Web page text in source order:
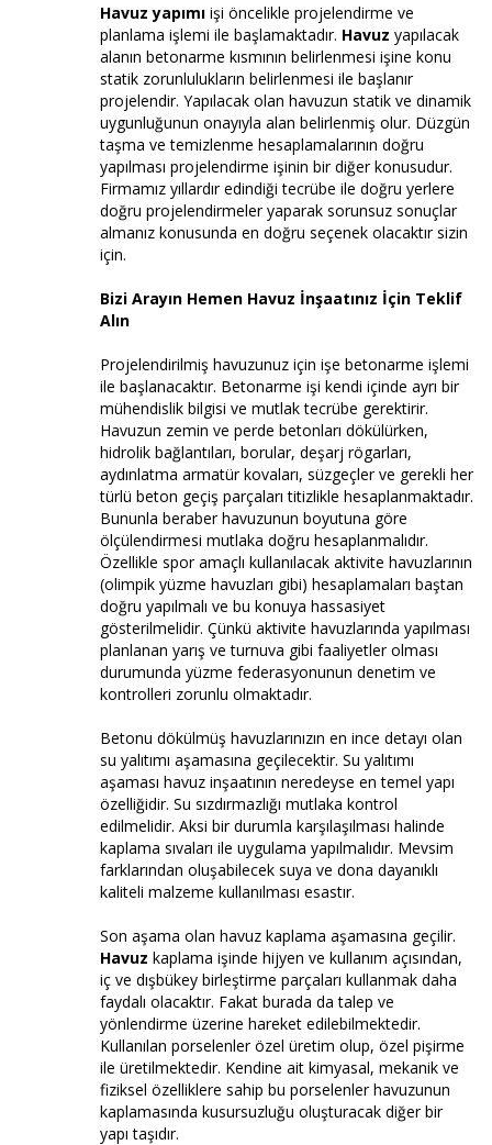
Havuz yapımı işi öncelikle projelendirme ve
planlama işlemi ile başlamaktadır. Havuz yapılacak
alanın betonarme kısmının belirlenmesi işine konu
statik zorunlulukların belirlenmesi ile başlanır
projelendir. Yapılacak olan havuzun statik ve dinamik
uygunluğunun onayıyla alan belirlenmiş olur. Düzgün
taşma ve temizlenme hesaplamalarının doğru
yapılması projelendirme işinin bir diğer konusudur.
Firmamız yıllardır edindiği tecrübe ile doğru yerlere
doğru projelendirmeler yaparak sorunsuz sonuçlar
almanız konusunda en doğru seçenek olacaktır sizin
için.
Bizi Arayın Hemen Havuz İnşaatınız İçin Teklif
Alın
Projelendirilmiş havuzunuz için işe betonarme işlemi
ile başlanacaktır. Betonarme işi kendi içinde ayrı bir
mühendislik bilgisi ve mutlak tecrübe gerektirir.
Havuzun zemin ve perde betonları dökülürken,
hidrolik bağlantıları, borular, deşarj rögarları,
aydınlatma armatür kovaları, süzgeçler ve gerekli her
türlü beton geçiş parçaları titizlikle hesaplanmaktadır.
Bununla beraber havuzunun boyutuna göre
ölçülendirmesi mutlaka doğru hesaplanmalıdır.
Özellikle spor amaçlı kullanılacak aktivite havuzlarının
(olimpik yüzme havuzları gibi) hesaplamaları baştan
doğru yapılmalı ve bu konuya hassasiyet
gösterilmelidir. Çünkü aktivite havuzlarında yapılması
planlanan yarış ve turnuva gibi faaliyetler olması
durumunda yüzme federasyonunun denetim ve
kontrolleri zorunlu olmaktadır.
Betonu dökülmüş havuzlarınızın en ince detayı olan
su yalıtımı aşamasına geçilecektir. Su yalıtımı
aşaması havuz inşaatının neredeyse en temel yapı
özelliğidir. Su sızdırmazlığı mutlaka kontrol
edilmelidir. Aksi bir durumla karşılaşılması halinde
kaplama sıvaları ile uygulama yapılmalıdır. Mevsim
farklarından oluşabilecek suya ve dona dayanıklı
kaliteli malzeme kullanılması esastır.
Son aşama olan havuz kaplama aşamasına geçilir.
Havuz kaplama işinde hijyen ve kullanım açısından,
iç ve dışbükey birleştirme parçaları kullanmak daha
faydalı olacaktır. Fakat burada da talep ve
yönlendirme üzerine hareket edilebilmektedir.
Kullanılan porselenler özel üretim olup, özel pişirme
ile üretilmektedir. Kendine ait kimyasal, mekanik ve
fiziksel özelliklere sahip bu porselenler havuzunun
kaplamasında kusursuzluğu oluşturacak diğer bir
yapı taşıdır.